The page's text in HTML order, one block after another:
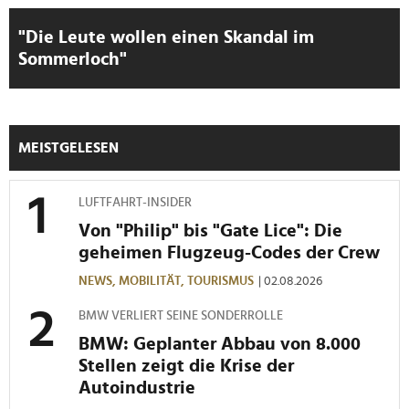
"Die Leute wollen einen Skandal im
Sommerloch"
MEISTGELESEN
LUFTFAHRT-INSIDER
Von "Philip" bis "Gate Lice": Die
geheimen Flugzeug-Codes der Crew
NEWS, MOBILITÄT, TOURISMUS | 02.08.2026
BMW VERLIERT SEINE SONDERROLLE
BMW: Geplanter Abbau von 8.000
Stellen zeigt die Krise der
Autoindustrie